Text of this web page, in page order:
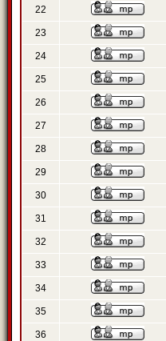
22
23
24
25
26
27
28
29
30
31
32
33
34
35
36